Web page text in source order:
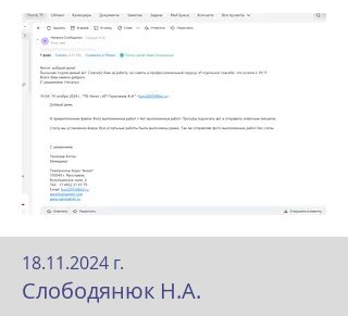
18.11.2024 г.
Слободянюк Н.А.